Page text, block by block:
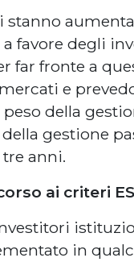
stanno
favore degli
far fronte a
e
della
gestione
anni.
ai criteri
in